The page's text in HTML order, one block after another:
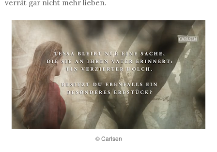
verrät gar nicht mehr lieben.
© Carlsen